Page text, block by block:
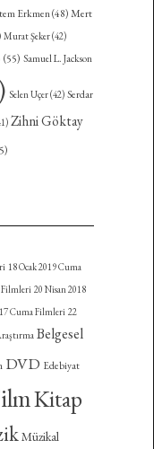
Erkmen(48) Mert
Murat Şeker(42)
(55) Samuel L. Jackson
Selen Uçer(42) Serdar
Zihni Göktay
18 Ocak 2019 Cuma
Filmleri 20 Nisan 2018
Cuma Filmleri 22
Belgesel
DVD Edebiyat
Kitap
Müzikal